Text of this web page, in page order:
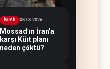
İSRAİL 08.08.2026
Mossad’ın İran'a
karşı Kürt planı
neden çöktü?